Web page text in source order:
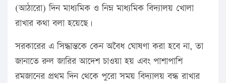
(আঠারো) দিন মাধ্যমিক ও নিম্ন মাধ্যমিক বিদ্যালয় খোলা
রাখার কথা বলা হয়েছে।
সরকারের এ সিদ্ধান্তকে কেন অবৈধ ঘোষণা করা হবে না, তা
জানাতে রুল জারির আদেশ চাওয়া হয় এবং পাশাপাশি
রমজানের প্রথম দিন থেকে পুরো সময় বিদ্যালয় বন্ধ রাখার